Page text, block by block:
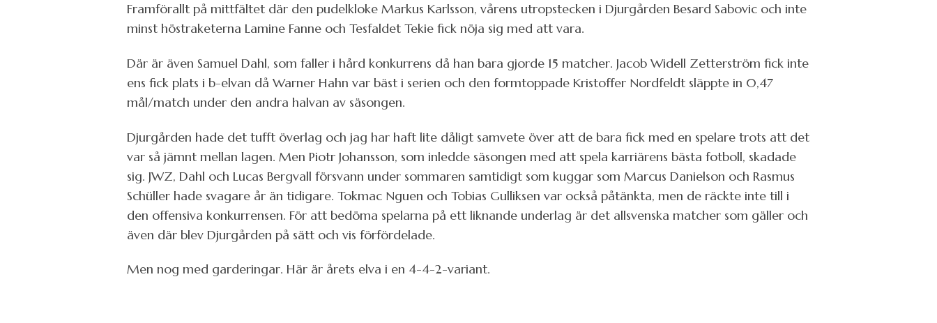
Framförallt på mittfältet där den pudelkloke Markus Karlsson, vårens utropstecken i Djurgården Besard Sabovic och inte
minst höstraketerna Lamine Fanne och Tesfaldet Tekie fick nöja sig med att vara.
Där är även Samuel Dahl, som faller i hård konkurrens då han bara gjorde 15 matcher. Jacob Widell Zetterström fick inte
ens fick plats i b-elvan då Warner Hahn var bäst i serien och den formtoppade Kristoffer Nordfeldt släppte in 0,47
mål/match under den andra halvan av säsongen.
Djurgården hade det tufft överlag och jag har haft lite dåligt samvete över att de bara fick med en spelare trots att det
var så jämnt mellan lagen. Men Piotr Johansson, som inledde säsongen med att spela karriärens bästa fotboll, skadade
sig. JWZ, Dahl och Lucas Bergvall försvann under sommaren samtidigt som kuggar som Marcus Danielson och Rasmus
Schüller hade svagare år än tidigare. Tokmac Nguen och Tobias Gulliksen var också påtänkta, men de räckte inte till i
den offensiva konkurrensen. För att bedöma spelarna på ett liknande underlag är det allsvenska matcher som gäller och
även där blev Djurgården på sätt och vis förfördelade.
Men nog med garderingar. Här är årets elva i en 4-4-2-variant.